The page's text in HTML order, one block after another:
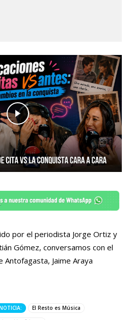
por el periodista Jorge Ortiz y
Gómez, conversamos con el
Jaime Araya
El Resto es Música